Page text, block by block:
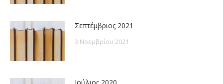
Σεπτέμβριος 2021
3 Νοεμβρίου 2021